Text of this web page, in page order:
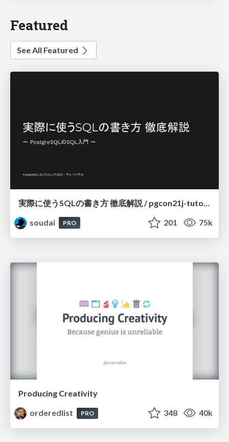
Featured
See All Featured
soudai
PRO 201 75k
Producing Creativity
orderedlist
PRO 348 40k